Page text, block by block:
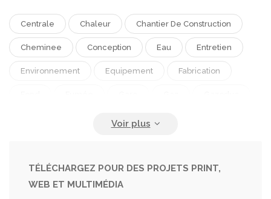
Centrale Chaleur Chantier De Construction
Cheminee Conception Eau Entretien
Environnement Equipement Fabrication
Industrie
Mensuration Métiers Plan Technique
Plante Pression
TÉLÉCHARGEZ POUR DES PROJETS PRINT,
WEB ET MULTIMÉDIA